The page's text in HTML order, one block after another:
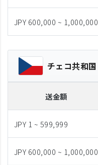
JPY 600,000 ~ 1,000,000
チェコ共和国
送金額
JPY 1 ~ 599,999
JPY 600,000 ~ 1,000,000